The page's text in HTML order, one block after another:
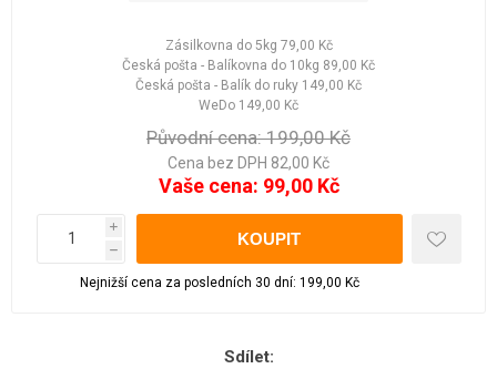
Zásilkovna do 5kg 79,00 Kč
Česká pošta - Balíkovna do 10kg 89,00 Kč
Česká pošta - Balík do ruky 149,00 Kč
WeDo 149,00 Kč
Původní cena: 199,00 Kč
Cena bez DPH 82,00 Kč
Vaše cena: 99,00 Kč
i
h
Nejnižší cena za posledních 30 dní: 199,00 Kč
Sdílet: